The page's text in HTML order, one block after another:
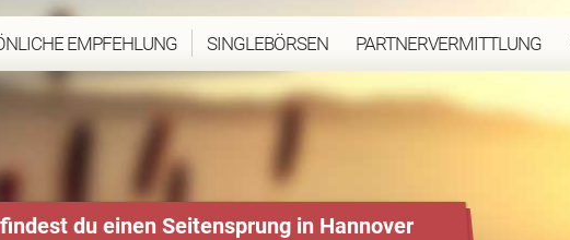
EMPFEHLUNG SINGLEBÖRSEN PARTNERVERMITTLUNG
du einen Seitensprung in Hannover